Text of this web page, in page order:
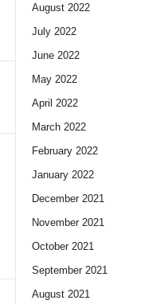
August 2022
July 2022
June 2022
May 2022
April 2022
March 2022
February 2022
January 2022
December 2021
November 2021
October 2021
September 2021
August 2021